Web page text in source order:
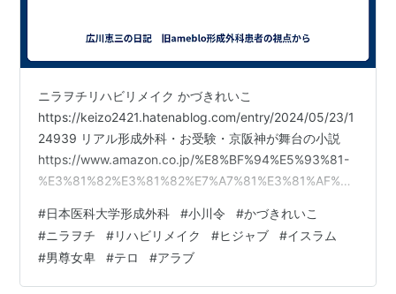
ニラヲチリハビリメイク かづきれいこ
https://keizo2421.hatenablog.com/entry/2024/05/23/1
24939 リアル形成外科・お受験・京阪神が舞台の小説
https://www.amazon.co.jp/%E8%BF%94%E5%93%81-
%E3%81%82%E3%81%82%E7%A7%81%E3%81%AF%E3
1%AA%E3%82%8A%E3%81%9F%E3%81%84-
%E5%BA%83%E5%B7%9D%E6%81%B5%E4%B8%89/d
p/4909491 癌に…
#日本医科大学形成外科 #小川令 #かづきれいこ
#ニラヲチ #リハビリメイク #ヒジャブ #イスラム
#男尊女卑 #テロ #アラブ